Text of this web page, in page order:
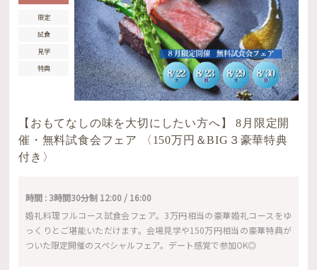
限定
試食
見学
特典
【おもてなしの味を大切にしたい方へ】 8月限定開
催・無料試食会フェア 〈150万円＆BIG３豪華特典
付き〉
時間 : 3時間30分制 12:00 / 16:00
婚礼料理フルコース試食会フェア。3万円相当の豪華婚礼コースをゆ
っくりとご堪能いただけます。会場見学や150万円相当の豪華特典が
ついた限定開催のスペシャルフェア。デート感覚で参加OK◎